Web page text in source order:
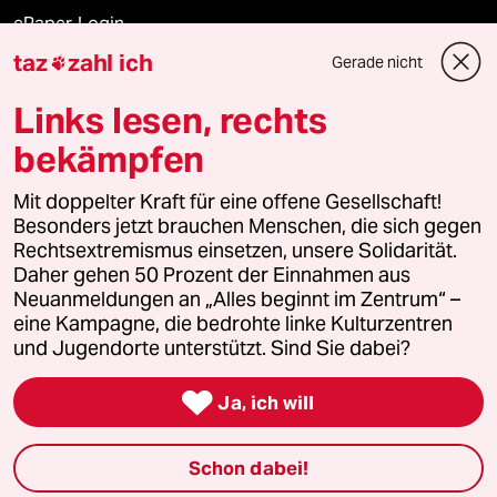
ePaper Login
Downloads für Abonnierende
© 2026 taz Verlags und Vertriebs GmbH
Alle Rechte vorbehalten. Bei rechtlichen Fragen oder für Genehmigungen
wenden Sie sich bitte an
lizenzen@taz.de
Feedback Redaktionsstatut Kommune-Richtlinien
Leitlinie Informant Datenschutz Impressum AGB
Seitenwende Einwilligungen widerrufen (Ads)
taz zahl ich Gerade nicht
Links lesen, rechts
bekämpfen
Mit doppelter Kraft für eine offene Gesellschaft!
Besonders jetzt brauchen Menschen, die sich gegen
Rechtsextremismus einsetzen, unsere Solidarität.
Daher gehen 50 Prozent der Einnahmen aus
Neuanmeldungen an „Alles beginnt im Zentrum“ –
eine Kampagne, die bedrohte linke Kulturzentren
und Jugendorte unterstützt. Sind Sie dabei?
 Ja, ich will
Schon dabei!